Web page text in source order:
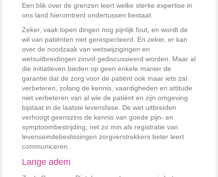
Een blik over de grenzen leert welke sterke expertise in
ons land hieromtrent ondertussen bestaat.
Zeker, vaak lopen dingen nog pijnlijk fout, en wordt de
wil van patiënten niet gerespecteerd. En zeker, er kan
over de noodzaak van wetswijzigingen en
wetsuitbreidingen zinvol gediscussieerd worden. Maar al
die initiatieven bieden op geen enkele manier de
garantie dat de zorg voor de patiënt ook maar iets zal
verbeteren, zolang de kennis, vaardigheden en attitude
niet verbeteren van al wie de patiënt en zijn omgeving
bijstaat in de laatste levensfase. De wet uitbreiden
verhoogt geenszins de kennis van goede pijn- en
symptoombestrijding, net zo min als registratie van
levenseindebeslissingen zorgverstrekkers beter leert
communiceren.
Lange adem